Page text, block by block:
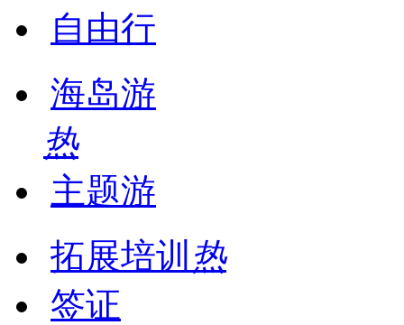
自由行
海岛游
热
主题游
拓展培训 热
签证